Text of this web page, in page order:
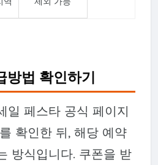
방법 확인하기
일 페스타 공식 페이지
확인한 뒤, 해당 예약
방식입니다. 쿠폰을 받